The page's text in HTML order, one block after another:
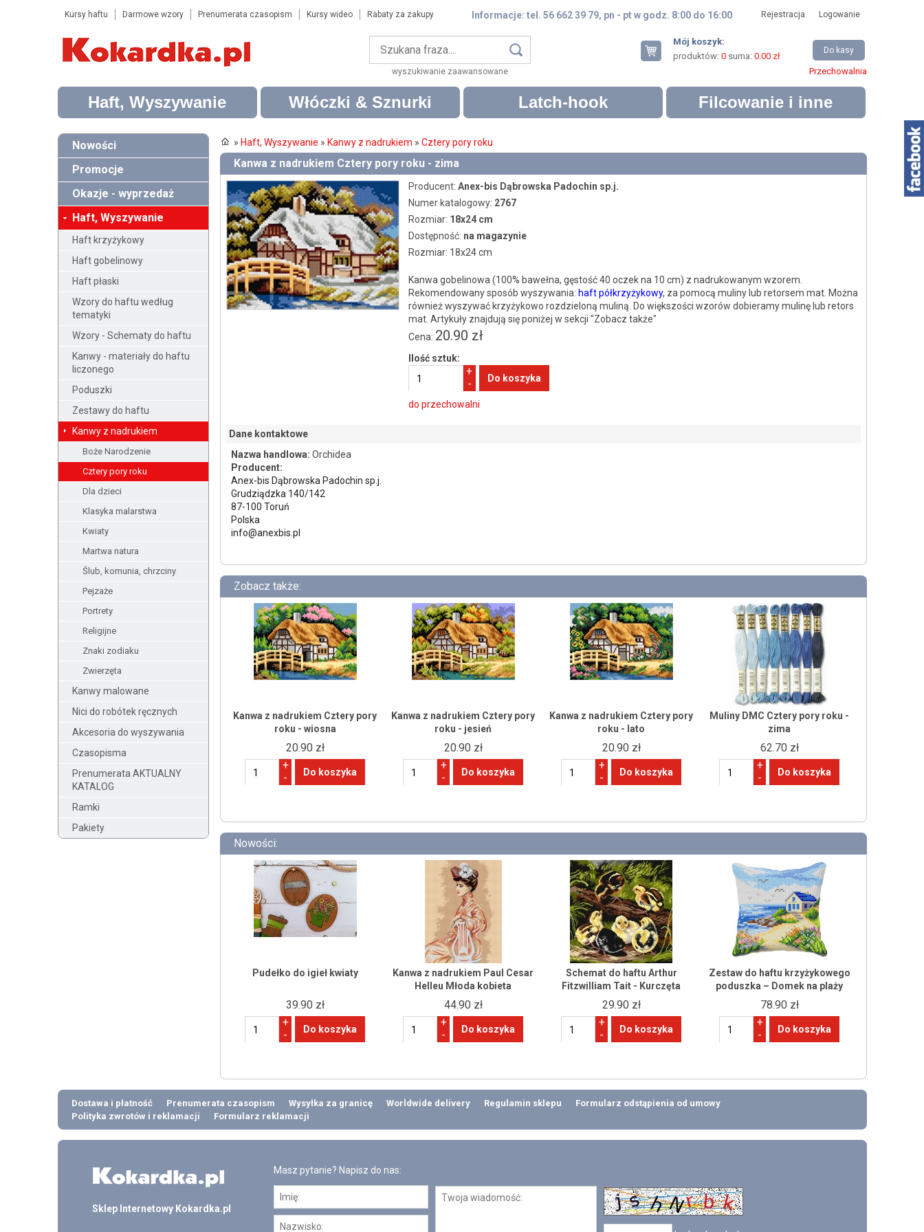
Kursy haftu Darmowe wzory Prenumerata czasopism Kursy wideo Rabaty za zakupy Informacje: tel. 56 662 39 79, pn - pt w godz. 8:00 do 16:00 Rejestracja Logowanie
wyszukiwanie zaawansowane
Mój koszyk:
produktów: 0suma: 0.00 zł
Do kasy
Przechowalnia
Haft, Wyszywanie Włóczki & Sznurki Latch-hook Filcowanie i inne
Nowości
Promocje
Okazje - wyprzedaż
Haft, Wyszywanie
Haft krzyżykowy
Haft gobelinowy
Haft płaski
Wzory do haftu według
tematyki
Wzory - Schematy do haftu
Kanwy - materiały do haftu
liczonego
Poduszki
Zestawy do haftu
Kanwy z nadrukiem
Boże Narodzenie
Cztery pory roku
Dla dzieci
Klasyka malarstwa
Kwiaty
Martwa natura
Ślub, komunia, chrzciny
Pejzaże
Portrety
Religijne
Znaki zodiaku
Zwierzęta
Kanwy malowane
Nici do robótek ręcznych
Akcesoria do wyszywania
Czasopisma
Prenumerata AKTUALNY
KATALOG
Ramki
Pakiety
» Haft, Wyszywanie » Kanwy z nadrukiem » Cztery pory roku
Kanwa z nadrukiem Cztery pory roku - zima
Producent: Anex-bis Dąbrowska Padochin sp.j.
Numer katalogowy: 2767
Rozmiar: 18x24 cm
Dostępność: na magazynie
Rozmiar: 18x24 cm
Kanwa gobelinowa (100% bawełna, gęstość 40 oczek na 10 cm) z nadrukowanym wzorem.
Rekomendowany sposób wyszywania: haft półkrzyżykowy, za pomocą muliny lub retorsem mat. Można
również wyszywać krzyżykowo rozdzieloną muliną. Do większości wzorów dobieramy mulinę lub retors
mat. Artykuły znajdują się poniżej w sekcji "Zobacz także"
Cena: 20.90 zł
Ilość sztuk:
+
-
do przechowalni
Dane kontaktowe
Nazwa handlowa: Orchidea
Producent:
Anex-bis Dąbrowska Padochin sp.j.
Grudziądzka 140/142
87-100 Toruń
Polska
info@anexbis.pl
Zobacz także:
Kanwa z nadrukiem Cztery pory
roku - wiosna
20.90 zł
+
-
Kanwa z nadrukiem Cztery pory
roku - jesień
20.90 zł
+
-
Kanwa z nadrukiem Cztery pory
roku - lato
20.90 zł
+
-
Muliny DMC Cztery pory roku -
zima
62.70 zł
+
-
Nowości:
Pudełko do igieł kwiaty
39.90 zł
+
-
Kanwa z nadrukiem Paul Cesar
Helleu Młoda kobieta
44.90 zł
+
-
Schemat do haftu Arthur
Fitzwilliam Tait - Kurczęta
29.90 zł
+
-
Zestaw do haftu krzyżykowego
poduszka – Domek na plaży
78.90 zł
+
-
Dostawa i płatność Prenumerata czasopism Wysyłka za granicę Worldwide delivery Regulamin sklepu
Formularz odstąpienia od umowy
Polityka zwrotów i reklamacji
Formularz reklamacji
Sklep Internetowy Kokardka.pl
Masz pytanie? Napisz do nas: